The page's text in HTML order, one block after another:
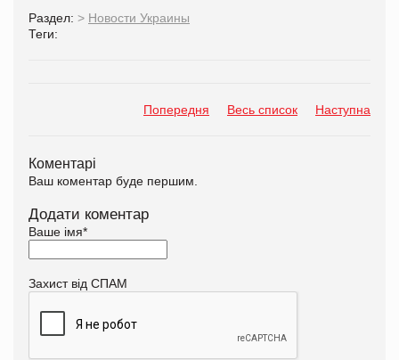
Раздел: > Новости Украины
Теги:
Попередня Весь список Наступна
Коментарі
Ваш коментар буде першим.
Додати коментар
Ваше імя*
Захист від СПАМ